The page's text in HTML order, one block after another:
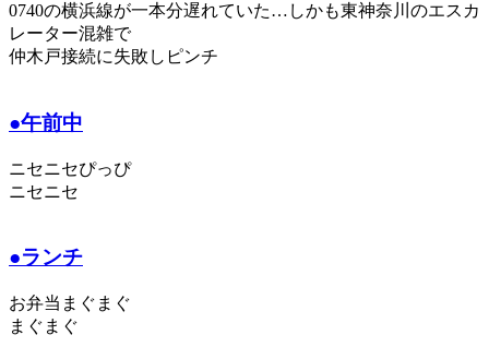
0740の横浜線が一本分遅れていた…しかも東神奈川のエスカ
レーター混雑で
仲木戸接続に失敗しピンチ
●午前中
ニセニセぴっぴ
ニセニセ
●ランチ
お弁当まぐまぐ
まぐまぐ